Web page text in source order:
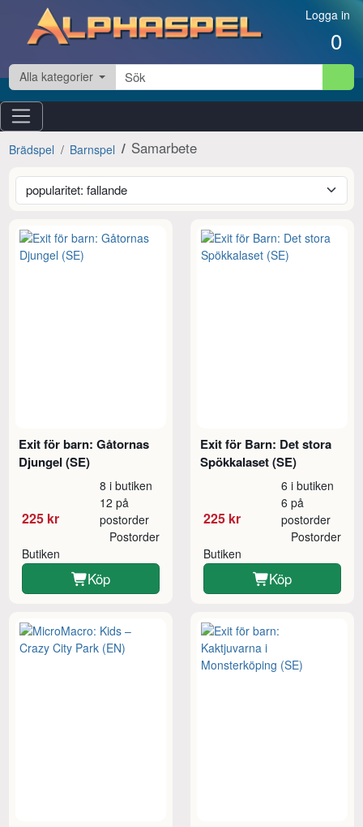
Hoppa till innehåll Logga in
0
Alla kategorier
Brädspel Barnspel Samarbete
Exit för barn: Gåtornas
Djungel (SE)
225 kr
8 i butiken
12 på
postorder
Butiken
Postorder
Köp
Exit för Barn: Det stora
Spökkalaset (SE)
225 kr
6 i butiken
6 på
postorder
Butiken
Postorder
Köp